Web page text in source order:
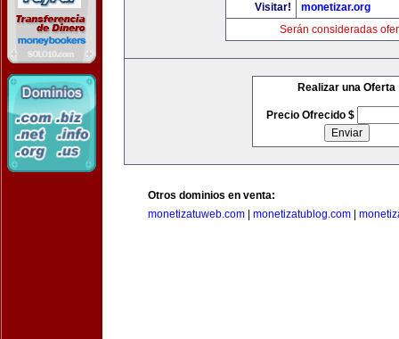
Visitar!
monetizar.org
Serán consideradas
Realizar una Oferta
Precio Ofrecido $
Otros dominios en venta:
monetizatuweb.com
monetizatublog.com